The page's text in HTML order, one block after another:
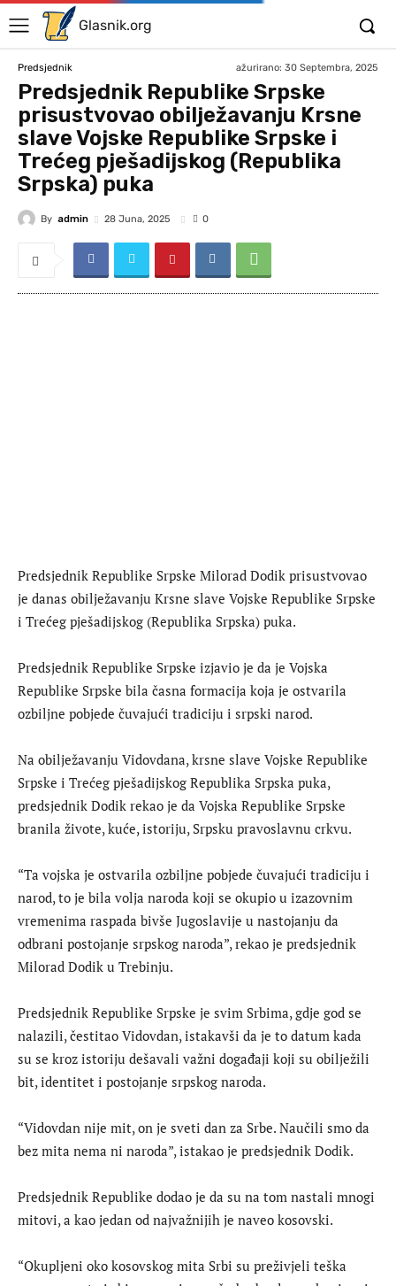
Glasnik.org
Predsjednik ažurirano: 30 Septembra, 2025
Predsjednik Republike Srpske
prisustvovao obilježavanju Krsne
slave Vojske Republike Srpske i
Trećeg pješadijskog (Republika
Srpska) puka
By admin 28 Juna, 2025 0
Predsjednik Republike Srpske Milorad Dodik prisustvovao
je danas obilježavanju Krsne slave Vojske Republike Srpske
i Trećeg pješadijskog (Republika Srpska) puka.
Predsjednik Republike Srpske izjavio je da je Vojska
Republike Srpske bila časna formacija koja je ostvarila
ozbiljne pobjede čuvajući tradiciju i srpski narod.
Na obilježavanju Vidovdana, krsne slave Vojske Republike
Srpske i Trećeg pješadijskog Republika Srpska puka,
predsjednik Dodik rekao je da Vojska Republike Srpske
branila živote, kuće, istoriju, Srpsku pravoslavnu crkvu.
“Ta vojska je ostvarila ozbiljne pobjede čuvajući tradiciju i
narod, to je bila volja naroda koji se okupio u izazovnim
vremenima raspada bivše Jugoslavije u nastojanju da
odbrani postojanje srpskog naroda”, rekao je predsjednik
Milorad Dodik u Trebinju.
Predsjednik Republike Srpske je svim Srbima, gdje god se
nalazili, čestitao Vidovdan, istakavši da je to datum kada
su se kroz istoriju dešavali važni događaji koji su obilježili
bit, identitet i postojanje srpskog naroda.
“Vidovdan nije mit, on je sveti dan za Srbe. Naučili smo da
bez mita nema ni naroda”, istakao je predsjednik Dodik.
Predsjednik Republike dodao je da su na tom nastali mnogi
mitovi, a kao jedan od najvažnijih je naveo kosovski.
“Okupljeni oko kosovskog mita Srbi su preživjeli teška